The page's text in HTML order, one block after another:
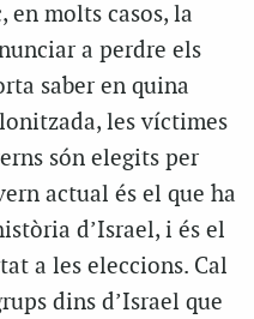
en molts casos, la
a perdre els
saber en quina
les víctimes
són elegits per
actual és el que ha
d’Israel, i és el
a les eleccions. Cal
dins d’Israel que